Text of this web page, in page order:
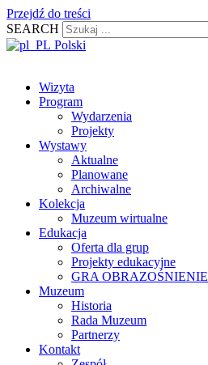
Przejdź do treści
SEARCH
Polski
Wizyta
Program
Wydarzenia
Projekty
Wystawy
Aktualne
Planowane
Archiwalne
Kolekcja
Muzeum wirtualne
Edukacja
Oferta dla grup
Projekty edukacyjne
GRA OBRAZOŚNIENIE
Muzeum
Historia
Rada Muzeum
Partnerzy
Kontakt